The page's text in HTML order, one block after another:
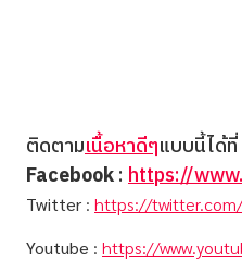
ติดตามเนื้อหาดีๆแบบนี้ได้ที่
Facebook: https://
Twitter : https://
Youtube : https://